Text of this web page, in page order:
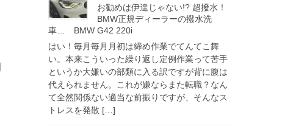
お勧めは伊達じゃない!? 超撥水！
BMW正規ディーラーの撥水洗
車… BMW G42 220i
はい！毎月毎月月初は締め作業でてんてこ舞
い。本来こういった繰り返し定例作業って苦手
というか大嫌いの部類に入る訳ですが背に腹は
代えられません。これが嫌ならまた転職？なん
て全然関係ない適当な前振りですが、そんなス
トレスを発散 […]